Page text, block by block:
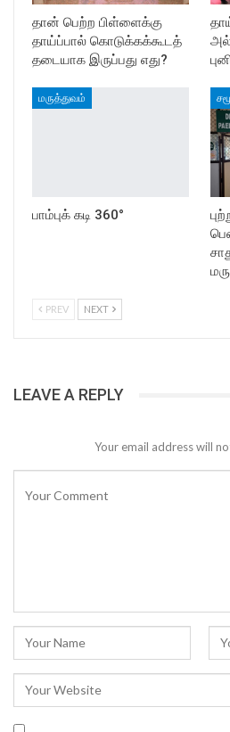
தான் பெற்ற பிள்ளைக்கு
தாய்ப்பால் கொடுக்கக்கூடத்
தடையாக இருப்பது எது?
மருத்துவம்
பாம்புக் கடி 360°
PREV NEXT
LEAVE A REPLY
Your email address will